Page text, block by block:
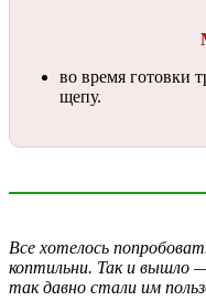
во время готовки
щепу.
Все хотелось
коптильни. Так и вышло
так давно стали им